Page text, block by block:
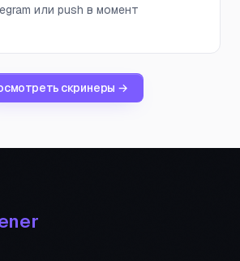
или push в момент
скринеры →